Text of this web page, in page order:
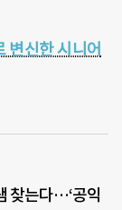
변신한 시니어
찾는다…‘공익